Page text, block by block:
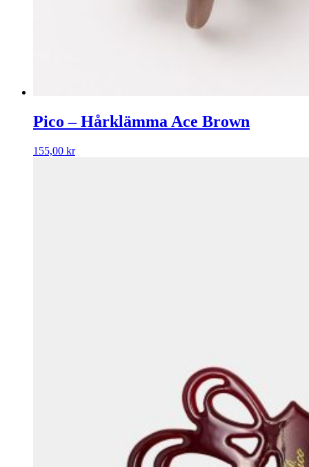
Pico – Hårklämma Ace Brown
155,00 kr